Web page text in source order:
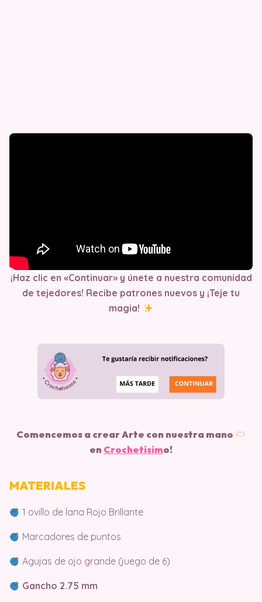
¡Haz clic en «Continuar» y únete a nuestra comunidad
de tejedores! Recibe patrones nuevos y ¡Teje tu
magia!
Comencemos a crear Arte con nuestra mano
en Crochetisimo!
MATERIALES
1 ovillo de lana Rojo Brillante
Marcadores de puntos
Agujas de ojo grande (juego de 6)
Gancho 2.75 mm